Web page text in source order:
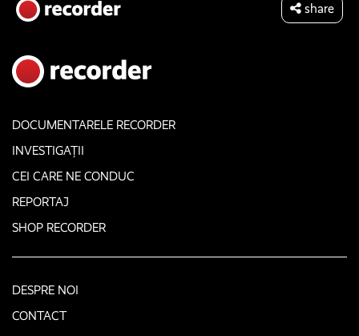
share
DOCUMENTARELE RECORDER
INVESTIGAȚII
CEI CARE NE CONDUC
REPORTAJ
SHOP RECORDER
DESPRE NOI
CONTACT